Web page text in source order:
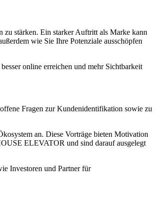
stärken. Ein starker Auftritt als Marke kann
wie Sie Ihre Potenziale ausschöpfen
online erreichen und mehr Sichtbarkeit
Fragen zur Kundenidentifikation sowie zu
an. Diese Vorträge bieten Motivation
ELEVATOR und sind darauf ausgelegt
Investoren und Partner für